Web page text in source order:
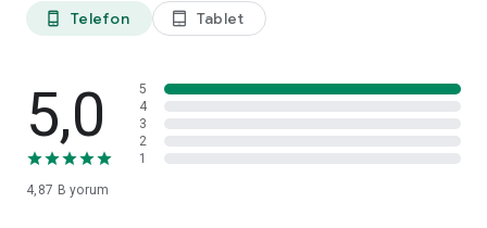
phone_android Telefon tablet_android Tablet
5,0
4,87 B yorum
5
4
3
2
1